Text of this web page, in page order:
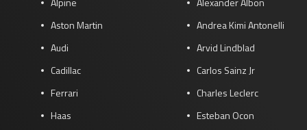
Aston Martin
Audi
Cadillac
Ferrari
Haas
Andrea Kimi Antonelli
Arvid Lindblad
Carlos Sainz Jr
Charles Leclerc
Esteban Ocon